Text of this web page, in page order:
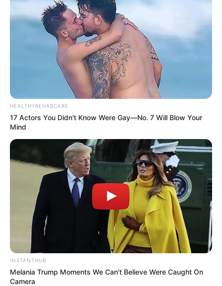
HEALTHYREHABCARE
17 Actors You Didn't Know Were Gay—No. 7 Will Blow Your
Mind
INSTANTHUB
Melania Trump Moments We Can't Believe Were Caught On
Camera